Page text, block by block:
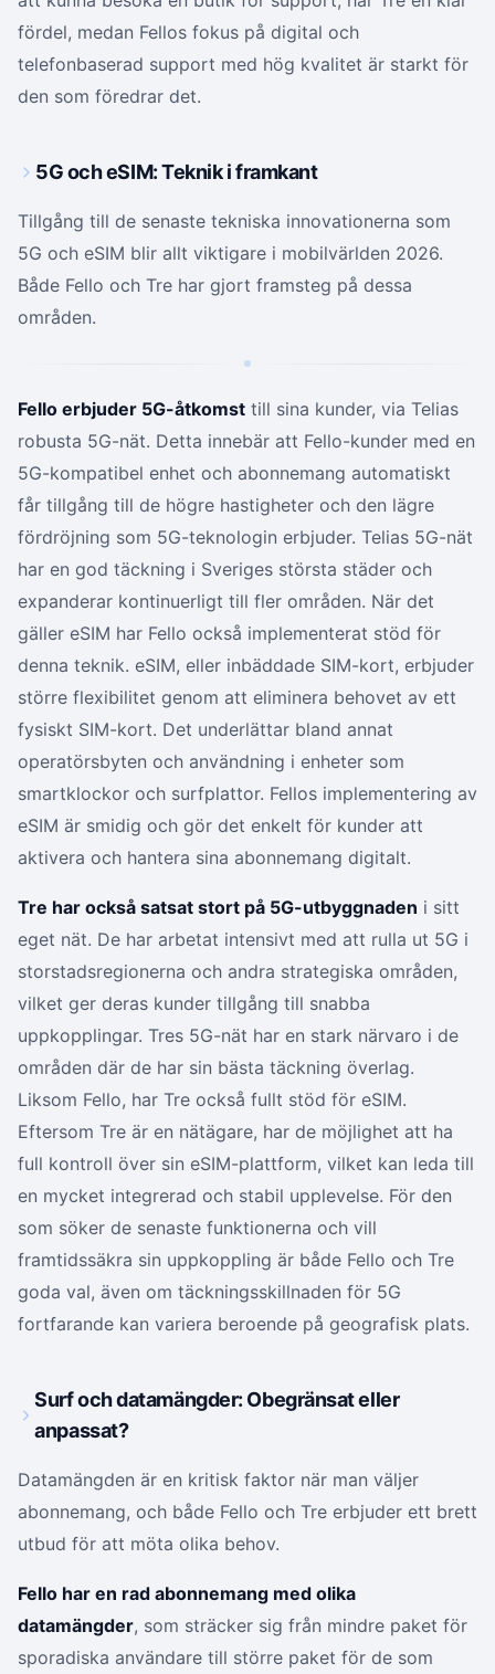
fördel, medan Fellos fokus på digital och
telefonbaserad support med hög kvalitet är starkt för
den som föredrar det.
5G och eSIM: Teknik i framkant
Tillgång till de senaste tekniska innovationerna som
5G och eSIM blir allt viktigare i mobilvärlden 2026.
Både Fello och Tre har gjort framsteg på dessa
områden.
Fello erbjuder 5G-åtkomst till sina kunder, via Telias
robusta 5G-nät. Detta innebär att Fello-kunder med en
5G-kompatibel enhet och abonnemang automatiskt
får tillgång till de högre hastigheter och den lägre
fördröjning som 5G-teknologin erbjuder. Telias 5G-nät
har en god täckning i Sveriges största städer och
expanderar kontinuerligt till fler områden. När det
gäller eSIM har Fello också implementerat stöd för
denna teknik. eSIM, eller inbäddade SIM-kort, erbjuder
större flexibilitet genom att eliminera behovet av ett
fysiskt SIM-kort. Det underlättar bland annat
operatörsbyten och användning i enheter som
smartklockor och surfplattor. Fellos implementering av
eSIM är smidig och gör det enkelt för kunder att
aktivera och hantera sina abonnemang digitalt.
Tre har också satsat stort på 5G-utbyggnaden i sitt
eget nät. De har arbetat intensivt med att rulla ut 5G i
storstadsregionerna och andra strategiska områden,
vilket ger deras kunder tillgång till snabba
uppkopplingar. Tres 5G-nät har en stark närvaro i de
områden där de har sin bästa täckning överlag.
Liksom Fello, har Tre också fullt stöd för eSIM.
Eftersom Tre är en nätägare, har de möjlighet att ha
full kontroll över sin eSIM-plattform, vilket kan leda till
en mycket integrerad och stabil upplevelse. För den
som söker de senaste funktionerna och vill
framtidssäkra sin uppkoppling är både Fello och Tre
goda val, även om täckningsskillnaden för 5G
fortfarande kan variera beroende på geografisk plats.
Surf och datamängder: Obegränsat eller
anpassat?
Datamängden är en kritisk faktor när man väljer
abonnemang, och både Fello och Tre erbjuder ett brett
utbud för att möta olika behov.
Fello har en rad abonnemang med olika
datamängder, som sträcker sig från mindre paket för
sporadiska användare till större paket för de som